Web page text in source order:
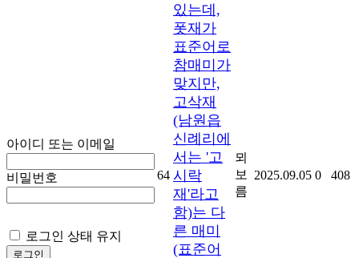
아이디 또는 이메일
비밀번호
로그인 상태 유지
64
있는데,
폿재가
표준어로
참매미가
맞지만,
고삭재
(남원읍
신례리에
서는 '고
시락
재'라고
함)는 다
른 매미
(표준어
뫼
보
름
2025.09.05 0 408